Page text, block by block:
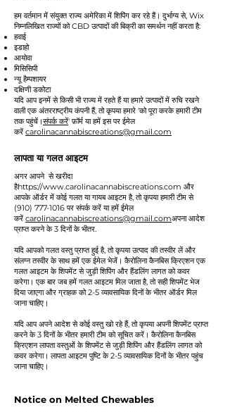
हम वर्तमान में संयुक्त राज्य अमेरिका में शिपिंग कर रहे हैं। दुर्भाग्य से, Wix
निम्नलिखित राज्यों को CBD उत्पादों की बिक्री का समर्थन नहीं करता है:
हवाई
इडाहो
आयोवा
मिसिसिपी
न्यू हैम्पशायर
दक्षिणी डकोटा
यदि आप इनमें से किसी भी राज्य में रहते हैं या हमारे उत्पादों में रुचि रखने
वाली एक अंतरराष्ट्रीय कंपनी हैं, तो कृपया हमारे 'को पूरा करके हमारी टीम
तक पहुंचें।संपर्क करें' फ़ॉर्म या हमें इस पर ईमेल
करें carolinacannabiscreations@gmail.com
लापता या गलत आइटम
अगर आपने से खरीदा
हैhttps://www.carolinacannabiscreations.com और
आपके ऑर्डर में कोई गलत या गायब आइटम है, तो कृपया हमारी टीम से
(910) 777-1016 पर संपर्क करें या हमें ईमेल
करें carolinacannabiscreations@gmail.comअपना आदेश
प्राप्त करने के 3 दिनों के भीतर.
यदि आपको गलत वस्तु प्राप्त हुई है, तो कृपया उत्पाद की तस्वीर लें और
संलग्न तस्वीर के साथ हमें एक ईमेल भेजें। कैरोलिना कैनबिस क्रिएशन एक
गलत आइटम के शिपमेंट से जुड़ी शिपिंग और हैंडलिंग लागत को कवर
करेगा। एक बार जब हमें गलत आइटम मिल जाता है, तो सही शिपमेंट भेज
दिया जाएगा और ग्राहक को 2-5 व्यावसायिक दिनों के भीतर ऑर्डर मिल
जाना चाहिए।
यदि आप अपने आदेश से कोई वस्तु खो रहे हैं, तो कृपया अपनी शिपमेंट प्राप्त
करने के 3 दिनों के भीतर हमारी टीम को सूचित करें। कैरोलिना कैनबिस
क्रिएशन लापता वस्तुओं के शिपमेंट से जुड़ी शिपिंग और हैंडलिंग लागत को
कवर करेगा। लापता आइटम पुष्टि के 2-5 व्यावसायिक दिनों के भीतर पहुंच
जाना चाहिए।
Notice on Melted Chewables